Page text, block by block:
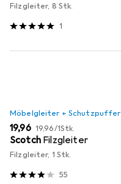
Filzgleiter, 8 Stk.
1
Möbelgleiter + Schutzpuffer
EUR
19,96 EUR
19,96/1Stk.
Scotch Filzgleiter
Filzgleiter, 1 Stk.
55